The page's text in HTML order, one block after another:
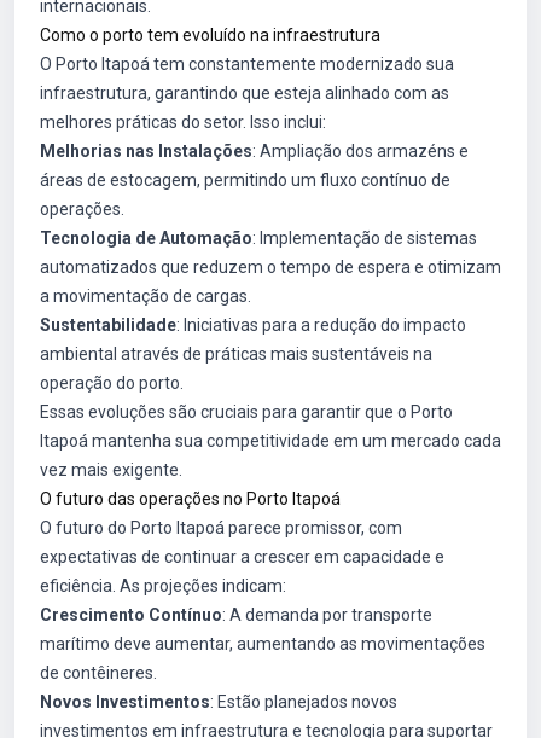
internacionais.
Como o porto tem evoluído na infraestrutura
O Porto Itapoá tem constantemente modernizado sua
infraestrutura, garantindo que esteja alinhado com as
melhores práticas do setor. Isso inclui:
Melhorias nas Instalações: Ampliação dos armazéns e
áreas de estocagem, permitindo um fluxo contínuo de
operações.
Tecnologia de Automação: Implementação de sistemas
automatizados que reduzem o tempo de espera e otimizam
a movimentação de cargas.
Sustentabilidade: Iniciativas para a redução do impacto
ambiental através de práticas mais sustentáveis na
operação do porto.
Essas evoluções são cruciais para garantir que o Porto
Itapoá mantenha sua competitividade em um mercado cada
vez mais exigente.
O futuro das operações no Porto Itapoá
O futuro do Porto Itapoá parece promissor, com
expectativas de continuar a crescer em capacidade e
eficiência. As projeções indicam:
Crescimento Contínuo: A demanda por transporte
marítimo deve aumentar, aumentando as movimentações
de contêineres.
Novos Investimentos: Estão planejados novos
investimentos em infraestrutura e tecnologia para suportar